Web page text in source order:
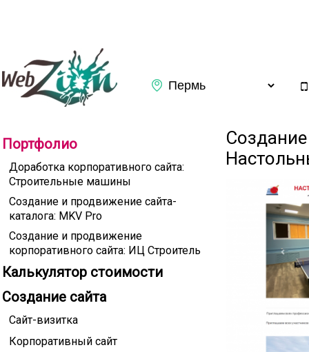
Портфолио
Доработка корпоративного сайта:
Строительные машины
Создание и продвижение сайта-
каталога: MKV Pro
Создание и продвижение
корпоративного сайта: ИЦ Строитель
Калькулятор стоимости
Создание сайта
Сайт-визитка
Корпоративный сайт
Подтверждаю ознакомление с Политикой